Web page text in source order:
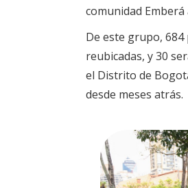
comunidad
De este grupo, 684
reubicadas, y 30
el Distrito de
desde meses atrás.